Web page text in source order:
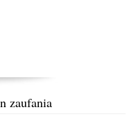
zaufania